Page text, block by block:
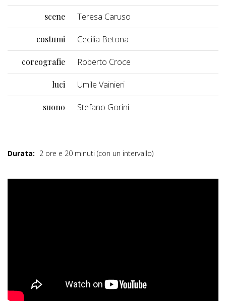
scene Teresa Caruso
costumi Cecilia Betona
coreografie Roberto Croce
luci Umile Vainieri
suono Stefano Gorini
Durata: 2 ore e 20 minuti (con un intervallo)